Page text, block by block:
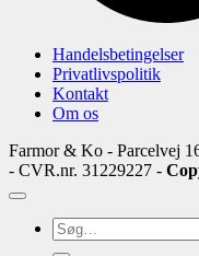
Handelsbetingelser
Privatlivspolitik
Kontakt
Om os
Farmor & Ko - Parcelvej
- CVR.nr. 31229227 -
Søg
efter: